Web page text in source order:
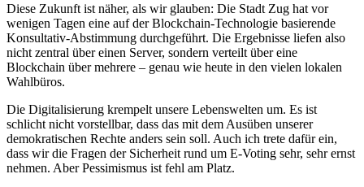
Diese Zukunft ist näher, als wir glauben: Die Stadt Zug hat vor
wenigen Tagen eine auf der Blockchain-Technologie basierende
Konsultativ-Abstimmung durchgeführt. Die Ergebnisse liefen also
nicht zentral über einen Server, sondern verteilt über eine
Blockchain über mehrere – genau wie heute in den vielen lokalen
Wahlbüros.
Die Digitalisierung krempelt unsere Lebenswelten um. Es ist
schlicht nicht vorstellbar, dass das mit dem Ausüben unserer
demokratischen Rechte anders sein soll. Auch ich trete dafür ein,
dass wir die Fragen der Sicherheit rund um E-Voting sehr, sehr ernst
nehmen. Aber Pessimismus ist fehl am Platz.